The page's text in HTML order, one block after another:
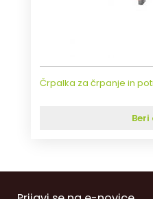
Črpalka za črpanje in